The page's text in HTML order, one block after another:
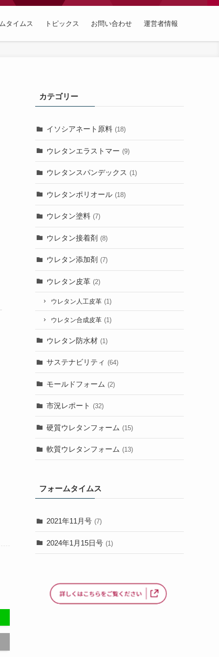
タイムス トピックス お問い合わせ 運営者情報
カテゴリー
イソシアネート原料 (18)
ウレタンエラストマー (9)
ウレタンスパンデックス (1)
ウレタンポリオール (18)
ウレタン塗料 (7)
ウレタン接着剤 (8)
ウレタン添加剤 (7)
ウレタン皮革 (2)
ウレタン人工皮革 (1)
ウレタン合成皮革 (1)
ウレタン防水材 (1)
サステナビリティ (64)
モールドフォーム (2)
市況レポート (32)
硬質ウレタンフォーム (15)
軟質ウレタンフォーム (13)
フォームタイムス
2021年11月号 (7)
2024年1月15日号 (1)